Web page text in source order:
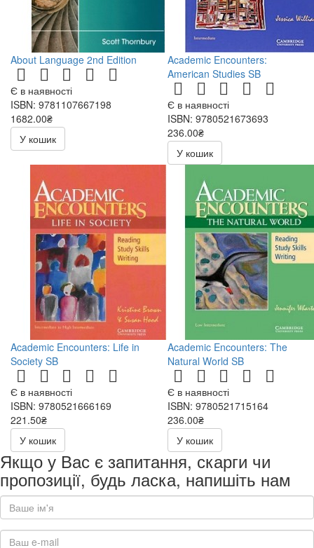
About Language 2nd Edition
Є в наявності
ISBN: 9781107667198
1682.00₴
У кошик
Academic Encounters:
American Studies SB
Є в наявності
ISBN: 9780521673693
236.00₴
472.00₴
У кошик
Academic Encounters: Life in
Society SB
Є в наявності
ISBN: 9780521666169
221.50₴
443.00₴
У кошик
Academic Encounters: The
Natural World SB
Є в наявності
ISBN: 9780521715164
236.00₴
472.00₴
У кошик
Якщо у Вас є запитання, скарги чи
пропозиції, будь ласка, напишіть нам